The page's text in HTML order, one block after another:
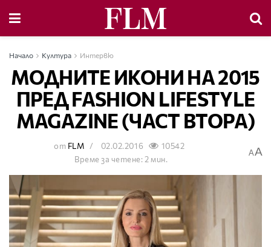
Начало Култура Интервю
МОДНИТЕ ИКОНИ НА 2015
ПРЕД FASHION LIFESTYLE
MAGAZINE (ЧАСТ ВТОРА)
от FLM 02.02.2016
10542
Време за четене: 2 мин.
AA